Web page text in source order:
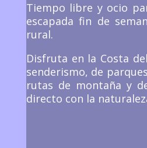
Tiempo libre y ocio
escapada fin de
rural.
Disfruta en la Costa
senderismo, de
rutas de montaña y
directo con la